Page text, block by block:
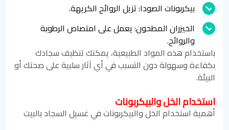
بيكربونات الصودا: تزيل الروائح الكريهة.
الخيزران المطحون: يعمل على امتصاص الرطوبة
والروائح.
باستخدام هذه المواد الطبيعية، يمكنك تنظيف سجادك
بكفاءة وسهولة دون التسبب في أي آثار سلبية على صحتك أو
البيئة.
استخدام الخل والبيكربونات
أهمية استخدام الخل والبيكربونات في غسيل السجاد بالبيت